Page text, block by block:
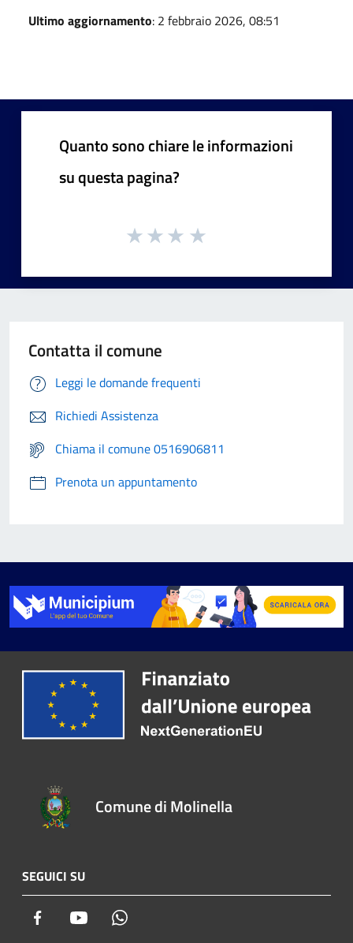
Ultimo aggiornamento: 2 febbraio 2026, 08:51
Quanto sono chiare le informazioni
su questa pagina?
Contatta il comune
Leggi le domande frequenti
Richiedi Assistenza
Chiama il comune 0516906811
Prenota un appuntamento
Comune di Molinella
SEGUICI SU
Facebook Youtube